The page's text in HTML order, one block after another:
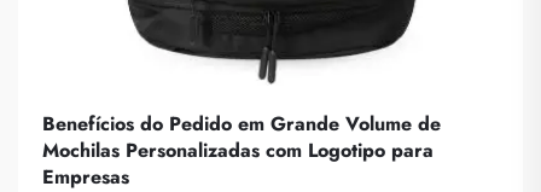
Benefícios do Pedido em Grande Volume de
Mochilas Personalizadas com Logotipo para
Empresas